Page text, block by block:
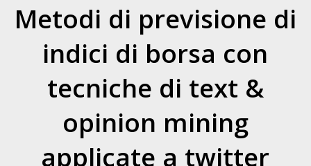
Metodi di previsione di
indici di borsa con
tecniche di text &
opinion mining
applicate a twitter